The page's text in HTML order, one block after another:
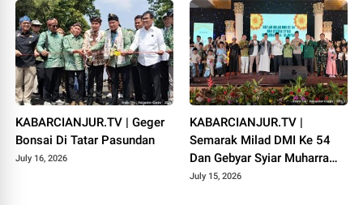
KABARCIANJUR.TV | Geger
Bonsai Di Tatar Pasundan
July 16, 2026
KABARCIANJUR.TV |
Semarak Milad DMI Ke 54
Dan Gebyar Syiar Muharram
1448 H
July 15, 2026